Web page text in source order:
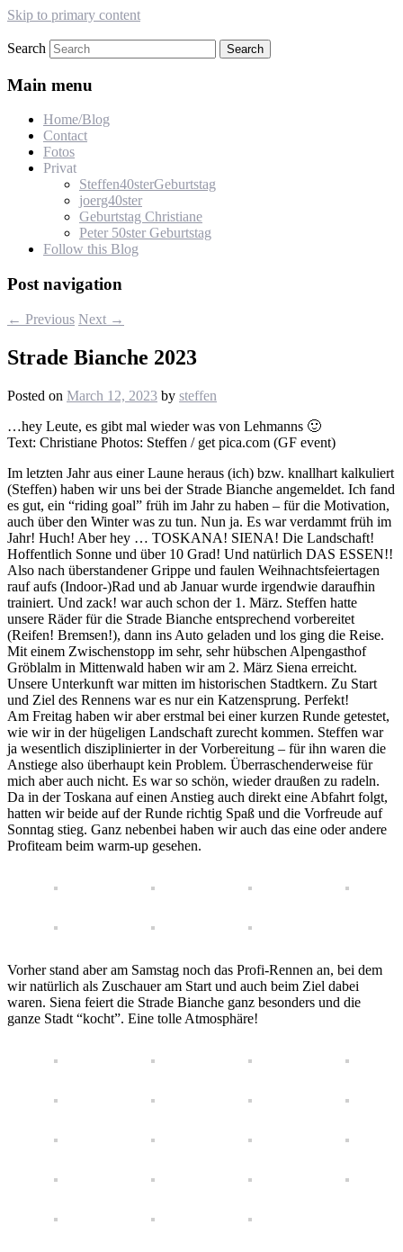
Skip to primary content
s-lehmann.de
Search
Main menu
Home/Blog
Contact
Fotos
Privat
Steffen40sterGeburtstag
joerg40ster
Geburtstag Christiane
Peter 50ster Geburtstag
Follow this Blog
Post navigation
← Previous Next →
Strade Bianche 2023
Posted on March 12, 2023 by steffen
…hey Leute, es gibt mal wieder was von Lehmanns 🙂
Text: Christiane Photos: Steffen / get pica.com (GF event)
Im letzten Jahr aus einer Laune heraus (ich) bzw. knallhart kalkuliert
(Steffen) haben wir uns bei der Strade Bianche angemeldet. Ich fand
es gut, ein “riding goal” früh im Jahr zu haben – für die Motivation,
auch über den Winter was zu tun. Nun ja. Es war verdammt früh im
Jahr! Huch! Aber hey … TOSKANA! SIENA! Die Landschaft!
Hoffentlich Sonne und über 10 Grad! Und natürlich DAS ESSEN!!
Also nach überstandener Grippe und faulen Weihnachtsfeiertagen
rauf aufs (Indoor-)Rad und ab Januar wurde irgendwie daraufhin
trainiert. Und zack! war auch schon der 1. März. Steffen hatte
unsere Räder für die Strade Bianche entsprechend vorbereitet
(Reifen! Bremsen!), dann ins Auto geladen und los ging die Reise.
Mit einem Zwischenstopp im sehr, sehr hübschen Alpengasthof
Gröblalm in Mittenwald haben wir am 2. März Siena erreicht.
Unsere Unterkunft war mitten im historischen Stadtkern. Zu Start
und Ziel des Rennens war es nur ein Katzensprung. Perfekt!
Am Freitag haben wir aber erstmal bei einer kurzen Runde getestet,
wie wir in der hügeligen Landschaft zurecht kommen. Steffen war
ja wesentlich disziplinierter in der Vorbereitung – für ihn waren die
Anstiege also überhaupt kein Problem. Überraschenderweise für
mich aber auch nicht. Es war so schön, wieder draußen zu radeln.
Da in der Toskana auf einen Anstieg auch direkt eine Abfahrt folgt,
hatten wir beide auf der Runde richtig Spaß und die Vorfreude auf
Sonntag stieg. Ganz nebenbei haben wir auch das eine oder andere
Profiteam beim warm-up gesehen.
Vorher stand aber am Samstag noch das Profi-Rennen an, bei dem
wir natürlich als Zuschauer am Start und auch beim Ziel dabei
waren. Siena feiert die Strade Bianche ganz besonders und die
ganze Stadt “kocht”. Eine tolle Atmosphäre!